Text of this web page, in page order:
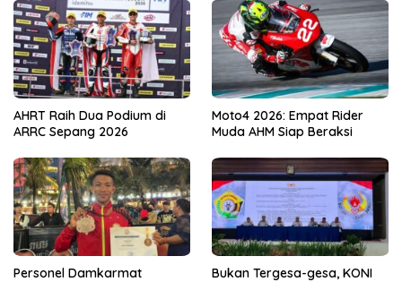
AHRT Raih Dua Podium di
ARRC Sepang 2026
Moto4 2026: Empat Rider
Muda AHM Siap Beraksi
Personel Damkarmat
Bukan Tergesa-gesa, KONI